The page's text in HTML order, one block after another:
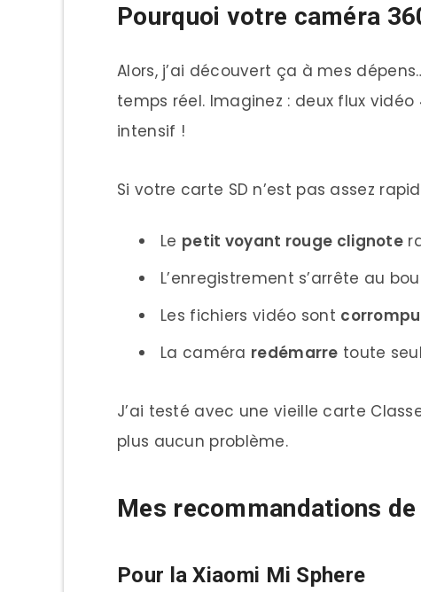
Pourquoi votre caméra
Alors, j’ai découvert ça à mes
temps réel. Imaginez : deux flux
intensif !
Si votre carte SD n’est pas assez
Le petit voyant rouge clignote
L’enregistrement s’arrête au
Les fichiers vidéo sont
La caméra redémarre toute
J’ai testé avec une vieille carte
plus aucun problème.
Mes recommandations
Pour la Xiaomi Mi Sphere